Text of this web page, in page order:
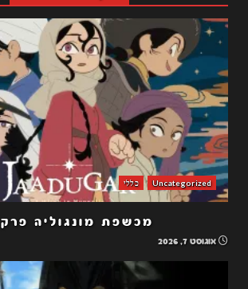
Uncategorized כללי
מכשפת מונגוליה פרק 6
אוגוסט 7, 2026